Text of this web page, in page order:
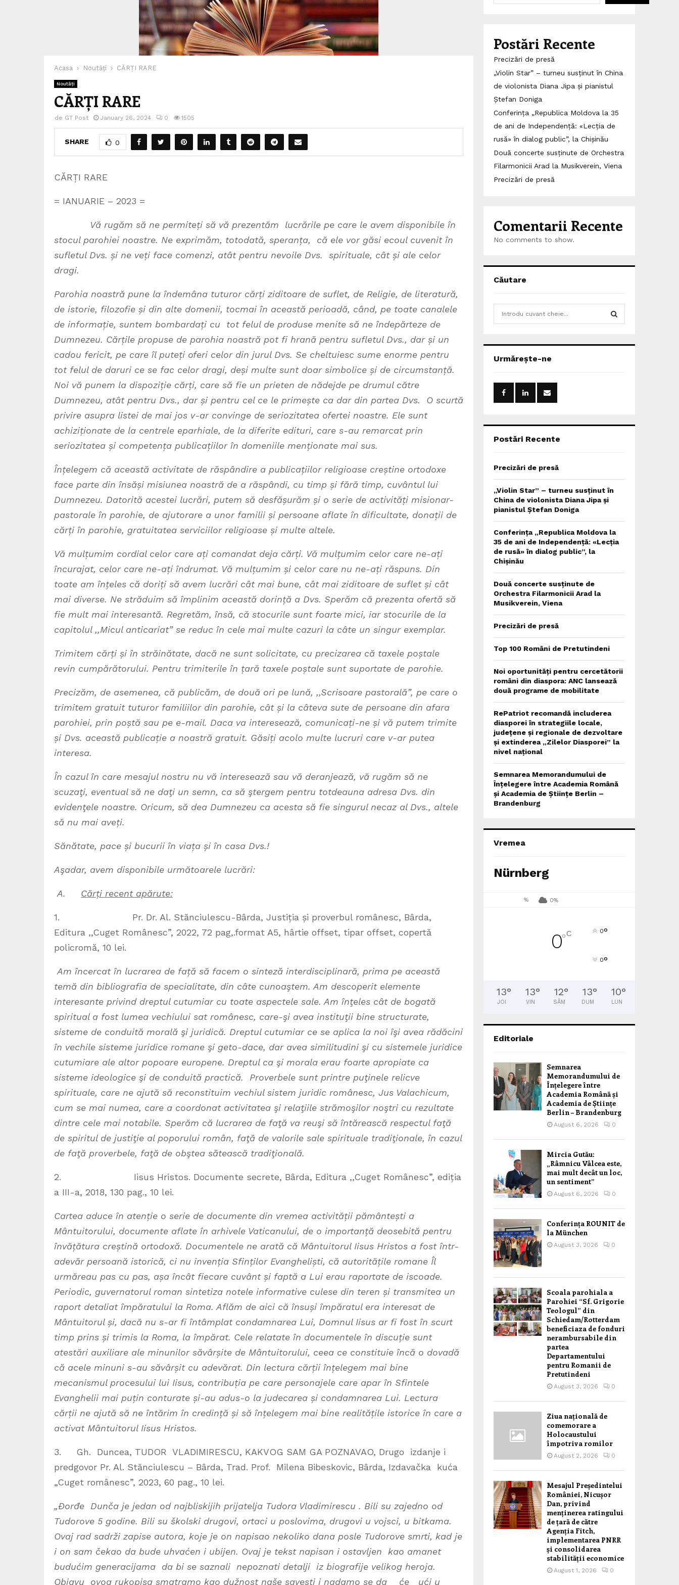
Acasa Noutăți CĂRȚI RARE
Noutăți
CĂRȚI RARE
de GT Post January 26, 2024 0 1505
SHARE 0
CĂRȚI RARE
= IANUARIE – 2023 =
Vă rugăm să ne permiteți să vă prezentăm lucrările pe care le avem disponibile în
stocul parohiei noastre. Ne exprimăm, totodată, speranța, că ele vor găsi ecoul cuvenit în
sufletul Dvs. și ne veți face comenzi, atât pentru nevoile Dvs. spirituale, cât și ale celor
dragi.
Parohia noastră pune la îndemâna tuturor cărți ziditoare de suflet, de Religie, de literatură,
de istorie, filozofie și din alte domenii, tocmai în această perioadă, când, pe toate canalele
de informație, suntem bombardați cu tot felul de produse menite să ne îndepărteze de
Dumnezeu. Cărțile propuse de parohia noastră pot fi hrană pentru sufletul Dvs., dar și un
cadou fericit, pe care îl puteți oferi celor din jurul Dvs. Se cheltuiesc sume enorme pentru
tot felul de daruri ce se fac celor dragi, deși multe sunt doar simbolice și de circumstanță.
Noi vă punem la dispoziție cărți, care să fie un prieten de nădejde pe drumul către
Dumnezeu, atât pentru Dvs., dar și pentru cel ce le primește ca dar din partea Dvs. O scurtă
privire asupra listei de mai jos v-ar convinge de seriozitatea ofertei noastre. Ele sunt
achiziționate de la centrele eparhiale, de la diferite edituri, care s-au remarcat prin
seriozitatea și competența publicațiilor în domeniile menționate mai sus.
Înțelegem că această activitate de răspândire a publicațiilor religioase creștine ortodoxe
face parte din însăși misiunea noastră de a răspândi, cu timp și fără timp, cuvântul lui
Dumnezeu. Datorită acestei lucrări, putem să desfășurăm și o serie de activități misionar-
pastorale în parohie, de ajutorare a unor familii și persoane aflate în dificultate, donații de
cărți în parohie, gratuitatea serviciilor religioase și multe altele.
Vă mulțumim cordial celor care ați comandat deja cărți. Vă mulțumim celor care ne-ați
încurajat, celor care ne-ați îndrumat. Vă mulțumim și celor care nu ne-ați răspuns. Din
toate am înțeles că doriți să avem lucrări cât mai bune, cât mai ziditoare de suflet și cât
mai diverse. Ne străduim să împlinim această dorință a Dvs. Sperăm că prezenta ofertă să
fie mult mai interesantă. Regretăm, însă, că stocurile sunt foarte mici, iar stocurile de la
capitolul ,,Micul anticariat” se reduc în cele mai multe cazuri la câte un singur exemplar.
Trimitem cărți și în străinătate, dacă ne sunt solicitate, cu precizarea că taxele poștale
revin cumpărătorului. Pentru trimiterile în țară taxele poștale sunt suportate de parohie.
Precizăm, de asemenea, că publicăm, de două ori pe lună, ,,Scrisoare pastorală”, pe care o
trimitem gratuit tuturor familiilor din parohie, cât și la câteva sute de persoane din afara
parohiei, prin poștă sau pe e-mail. Daca va interesează, comunicați-ne și vă putem trimite
și Dvs. această publicație a noastră gratuit. Găsiți acolo multe lucruri care v-ar putea
interesa.
În cazul în care mesajul nostru nu vă interesează sau vă deranjează, vă rugăm să ne
scuzaţi, eventual să ne daţi un semn, ca să ştergem pentru totdeauna adresa Dvs. din
evidenţele noastre. Oricum, să dea Dumnezeu ca acesta să fie singurul necaz al Dvs., altele
să nu mai aveți.
Sănătate, pace și bucurii în viața și în casa Dvs.!
Aşadar, avem disponibile următoarele lucrări:
A. Cărți recent apărute:
1. Pr. Dr. Al. Stănciulescu-Bârda, Justiția și proverbul românesc, Bârda,
Editura ,,Cuget Românesc”, 2022, 72 pag,.format A5, hârtie offset, tipar offset, copertă
policromă, 10 lei.
Am încercat în lucrarea de față să facem o sinteză interdisciplinară, prima pe această
temă din bibliografia de specialitate, din câte cunoaştem. Am descoperit elemente
interesante privind dreptul cutumiar cu toate aspectele sale. Am înţeles cât de bogată
spiritual a fost lumea vechiului sat românesc, care-şi avea instituţii bine structurate,
sisteme de conduită morală şi juridică. Dreptul cutumiar ce se aplica la noi îşi avea rădăcini
în vechile sisteme juridice romane şi geto-dace, dar avea similitudini şi cu sistemele juridice
cutumiare ale altor popoare europene. Dreptul ca şi morala erau foarte apropiate ca
sisteme ideologice şi de conduită practică. Proverbele sunt printre puţinele relicve
spirituale, care ne ajută să reconstituim vechiul sistem juridic românesc, Jus Valachicum,
cum se mai numea, care a coordonat activitatea şi relaţiile strămoşilor noştri cu rezul­tate
dintre cele mai notabile. Sperăm că lucrarea de faţă va reuşi să întărească respectul faţă
de spiritul de justiţie al poporului român, faţă de valorile sale spiri­tuale tradiţionale, în cazul
de faţă proverbele, faţă de obştea sătească tradiţională.
2. Iisus Hristos. Documente secrete, Bârda, Editura ,,Cuget Românesc”, ediția
a III-a, 2018, 130 pag., 10 lei.
Cartea aduce în atenție o serie de documente din vremea activității pământești a
Mântuitorului, documente aflate în arhivele Vaticanului, de o importanță deosebită pentru
învățătura creștină ortodoxă. Documentele ne arată că Mântuitorul Iisus Hristos a fost într-
adevăr persoană istorică, ci nu invenția Sfinților Evangheliști, că autoritățile romane Îl
urmăreau pas cu pas, așa încât fiecare cuvânt și faptă a Lui erau raportate de iscoade.
Periodic, guvernatorul roman sintetiza notele informative culese din teren și transmitea un
raport detaliat împăratului la Roma. Aflăm de aici că însuși împăratul era interesat de
Mântuitorul și, dacă nu s-ar fi întâmplat condamnarea Lui, Domnul Iisus ar fi fost în scurt
timp prins și trimis la Roma, la împărat. Cele relatate în documentele în discuție sunt
atestări auxiliare ale minunilor săvârșite de Mântuitorului, ceea ce constituie încă o dovadă
că acele minuni s-au săvârșit cu adevărat. Din lectura cărții înțelegem mai bine
mecanismul procesului lui Iisus, contribuția pe care personajele care apar în Sfintele
Evanghelii mai puțin conturate și-au adus-o la judecarea și condamnarea Lui. Lectura
cărții ne ajută să ne întărim în credință și să înțelegem mai bine realitățile istorice în care a
activat Mântuitorul Iisus Hristos.
3. Gh. Duncea, TUDOR VLADIMIRESCU, KAKVOG SAM GA POZNAVAO, Drugo izdaǌe i
predgovor Pr. Al. Stănciulescu – Bârda, Trad. Prof. Milena Bibeskovic, Bârda, Izdavačka kuća
„Cuget românesc”, 2023, 60 pag., 10 lei.
„Ðorđe Dunča je jedan od najbliskijih prijatelja Tudora Vladimirescu . Bili su zajedno od
Tudorove 5 godine. Bili su školski drugovi, ortaci u poslovima, drugovi u vojsci, u bitkama.
Ovaj rad sadrži zapise autora, koje je on napisao nekoliko dana posle Tudorove smrti, kad je
i on sam čekao da bude uhvaćen i ubijen. Ovaj je tekst napisan i ostavljen kao amanet
budućim generacijama da bi se saznali nepoznati detalji iz biografije velikog heroja.
Objavu ovog rukopisa smatramo kao dužnost naše savesti i nadamo se da će ući u
Postări Recente
Precizări de presă
„Violin Star” – turneu susținut în China
de violonista Diana Jipa și pianistul
Ștefan Doniga
Conferința „Republica Moldova la 35
de ani de Independență: «Lecția de
rusă» în dialog public”, la Chișinău
Două concerte susținute de Orchestra
Filarmonicii Arad la Musikverein, Viena
Precizări de presă
Comentarii Recente
No comments to show.
Căutare
h
o
:
Urmărește-ne
Postări Recente
Precizări de presă
„Violin Star” – turneu susținut în
China de violonista Diana Jipa și
pianistul Ștefan Doniga
Conferința „Republica Moldova la
35 de ani de Independență: «Lecția
de rusă» în dialog public”, la
Chișinău
Două concerte susținute de
Orchestra Filarmonicii Arad la
Musikverein, Viena
Precizări de presă
Top 100 Români de Pretutindeni
Noi oportunități pentru cercetătorii
români din diaspora: ANC lansează
două programe de mobilitate
RePatriot recomandă includerea
diasporei în strategiile locale,
județene și regionale de dezvoltare
și extinderea „Zilelor Diasporei” la
nivel național
Semnarea Memorandumului de
Înțelegere între Academia Română
și Academia de Științe Berlin –
Brandenburg
Vremea
Nürnberg
% 0%
0°C 0°
0°
13°
JOI
13°
VIN
12°
SÂM
13°
DUM
10°
LUN
Editoriale
Semnarea
Memorandumului de
Înțelegere între
Academia Română și
Academia de Științe
Berlin – Brandenburg
August 6, 2026 0
Mircia Gutău:
„Râmnicu Vâlcea este,
mai mult decât un loc,
un sentiment”
August 6, 2026 0
Conferința ROUNIT de
la München
August 3, 2026 0
Scoala parohiala a
Parohiei “Sf. Grigorie
Teologul” din
Schiedam/Rotterdam
beneficiaza de fonduri
nerambursabile din
partea
Departamentului
pentru Romanii de
Pretutindeni
August 3, 2026 0
Ziua națională de
comemorare a
Holocaustului
împotriva romilor
August 2, 2026 0
Mesajul Președintelui
României, Nicușor
Dan, privind
menținerea ratingului
de țară de către
Agenția Fitch,
implementarea PNRR
și consolidarea
stabilității economice
August 1, 2026 0